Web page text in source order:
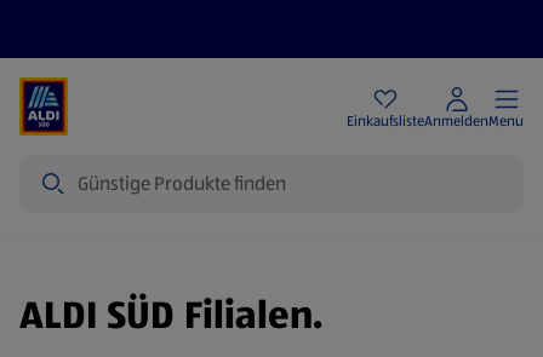
EinkaufslisteAnmeldenMenu
ALDI SÜD Filialen.